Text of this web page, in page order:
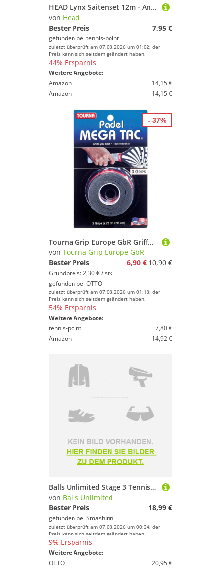
HEAD Lynx Saitenset 12m - Anthrazit
von Head
Bester Preis
7,95 €
gefunden bei tennis-point
zuletzt überprüft am 07.08.2026 um 01:02; der
Preis kann sich seitdem geändert haben.
44% Ersparnis
Weitere Angebote:
Amazon
14,15 €
Amazon
14,15 €
Tourna Grip Europe GbR Griffband Overgrip Padel Mega Tac (extreme Griffigkeit, haltbar, breit) schwarz
von Tourna Grip Europe GbR
Bester Preis
6,90 € 10,90 €
Grundpreis: 2,30 € / stk
gefunden bei OTTO
zuletzt überprüft am 07.08.2026 um 01:18; der
Preis kann sich seitdem geändert haben.
54% Ersparnis
Weitere Angebote:
tennis-point
7,80 €
Amazon
14,92 €
- 37%
Balls Unlimited Stage 3 Tennis Balls Bag 12 Units Gelb
von Balls Unlimited
Bester Preis
18,99 €
gefunden bei SmashInn
zuletzt überprüft am 07.08.2026 um 00:34; der
Preis kann sich seitdem geändert haben.
9% Ersparnis
Weitere Angebote:
OTTO
20,95 €